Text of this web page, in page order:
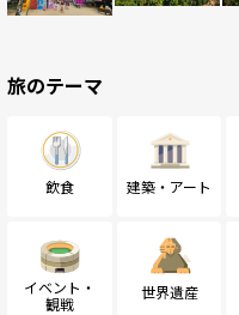
旅のテーマ
飲食 建築・アート
イベント・
観戦
世界遺産